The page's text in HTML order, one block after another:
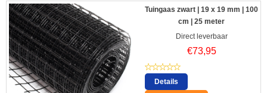
Tuingaas zwart | 19 x 19 mm | 100
cm | 25 meter
Direct leverbaar
€73,95
Details